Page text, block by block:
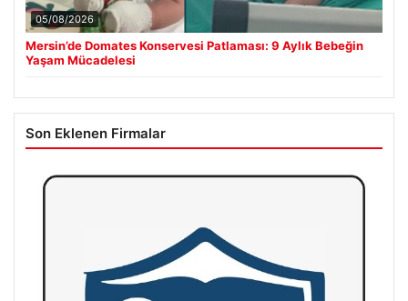
05/08/2026
Mersin’de Domates Konservesi Patlaması: 9 Aylık Bebeğin
Yaşam Mücadelesi
Son Eklenen Firmalar